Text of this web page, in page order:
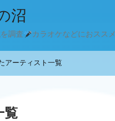
沼
調査 カラオケなどにおススメ
アーティスト一覧
覧